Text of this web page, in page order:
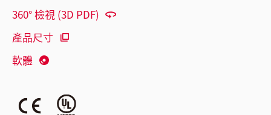
360° 檢視 (3D PDF)
產品尺寸
軟體